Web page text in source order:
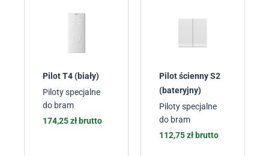
Pilot T4 (biały)
Piloty specjalne
do bram
174,25zł brutto
Pilot ścienny S2
(bateryjny)
Piloty specjalne
do bram
112,75zł brutto